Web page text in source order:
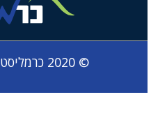
© 2020 כרמליסט